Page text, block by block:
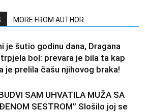
MORE FROM AUTHOR
je šutio godinu dana, Dragana
bol: prevara je bila ta kap
je prelila čašu njihovog braka!
SAM UHVATILA MUŽA SA
SESTROM” Slošilo joj se